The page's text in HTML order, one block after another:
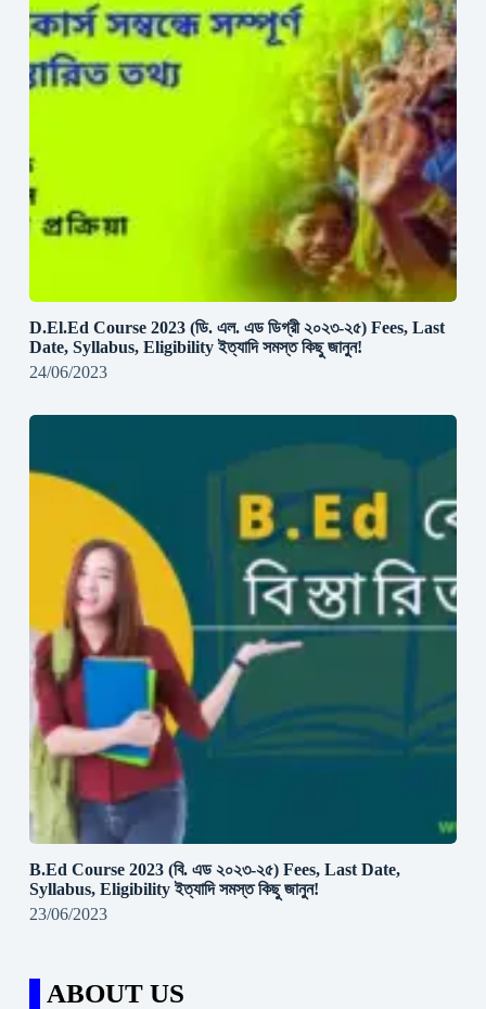
D.El.Ed Course 2023 (ডি. এল. এড ডিগ্রী ২০২৩-২৫) Fees, Last
Date, Syllabus, Eligibility ইত্যাদি সমস্ত কিছু জানুন!
24/06/2023
B.Ed Course 2023 (বি. এড ২০২৩-২৫) Fees, Last Date,
Syllabus, Eligibility ইত্যাদি সমস্ত কিছু জানুন!
23/06/2023
ABOUT US